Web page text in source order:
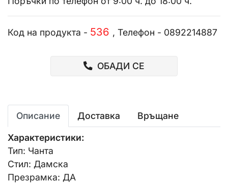
Код на продукта - 536 , Телефон - 0892214887
ОБАДИ СЕ
Описание Доставка Връщане
Характеристики:
Тип: Чанта
Стил: Дамска
Презрамка: ДА